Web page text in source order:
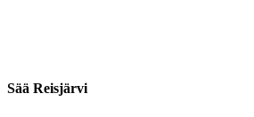
Sää Reisjärvi